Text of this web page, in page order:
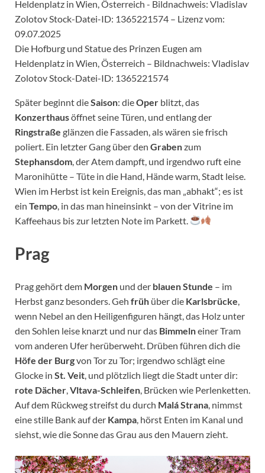
Die Hofburg und Statue des Prinzen Eugen am
Heldenplatz in Wien, Österreich – Bildnachweis: Vladislav
Zolotov Stock-Datei-ID: 1365221574
Später beginnt dieSaison: dieOper blitzt, das
Konzerthausöffnet seine Türen, und entlang der
Ringstraße glänzen die Fassaden, als wären sie frisch
poliert. Ein letzter Gang über den Grabenzum
Stephansdom , der Atem dampft, und irgendwo ruft eine
Maronihütte – Tüte in die Hand, Hände warm, Stadt leise.
Wien im Herbst ist kein Ereignis, das man „abhakt“; es ist
ein Tempo , in das man hineinsinkt – von der Vitrine im
Kaffeehaus bis zur letzten Note im Parkett.
Prag
Prag gehört dem Morgen und der blauen Stunde – im
Herbst ganz besonders. Geh früh über die Karlsbrücke,
wenn Nebel an den Heiligenfiguren hängt, das Holz unter
den Sohlen leise knarzt und nur das Bimmelneiner Tram
vom anderen Ufer herüberweht. Drüben führen dich die
Höfe der Burgvon Tor zu Tor; irgendwo schlägt eine
Glocke in St. Veit, und plötzlich liegt die Stadt unter dir:
rote Dächer,Vltava-Schleifen, Brücken wie Perlenketten.
Auf dem Rückweg streifst du durch Malá Strana, nimmst
eine stille Bank auf der Kampa, hörst Enten im Kanal und
siehst, wie die Sonne das Grau aus den Mauern zieht.